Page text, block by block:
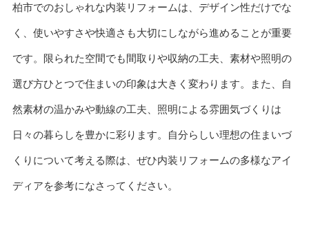
柏市でのおしゃれな内装リフォームは、デザイン性だけでな
く、使いやすさや快適さも大切にしながら進めることが重要
です。限られた空間でも間取りや収納の工夫、素材や照明の
選び方ひとつで住まいの印象は大きく変わります。また、自
然素材の温かみや動線の工夫、照明による雰囲気づくりは
日々の暮らしを豊かに彩ります。自分らしい理想の住まいづ
くりについて考える際は、ぜひ内装リフォームの多様なアイ
ディアを参考になさってください。